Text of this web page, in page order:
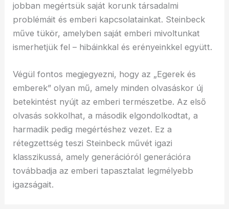
jobban megértsük saját korunk társadalmi
problémáit és emberi kapcsolatainkat. Steinbeck
műve tükör, amelyben saját emberi mivoltunkat
ismerhetjük fel – hibáinkkal és erényeinkkel együtt.
Végül fontos megjegyezni, hogy az „Egerek és
emberek” olyan mű, amely minden olvasáskor új
betekintést nyújt az emberi természetbe. Az első
olvasás sokkolhat, a második elgondolkodtat, a
harmadik pedig megértéshez vezet. Ez a
rétegzettség teszi Steinbeck művét igazi
klasszikussá, amely generációról generációra
továbbadja az emberi tapasztalat legmélyebb
igazságait.